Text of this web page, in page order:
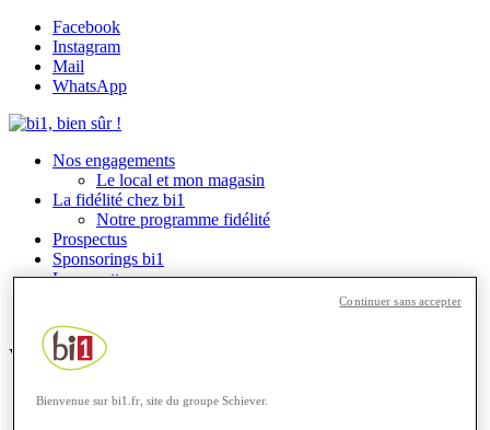
Facebook
Instagram
Mail
WhatsApp
Nos engagements
Le local et mon magasin
La fidélité chez bi1
Notre programme fidélité
Prospectus
Sponsorings bi1
Les recettes
Vous êtes ici :
MENTIONS LÉGALES
Bienvenue sur bi1.fr, site du groupe Schiever.
Continuer sans accepter